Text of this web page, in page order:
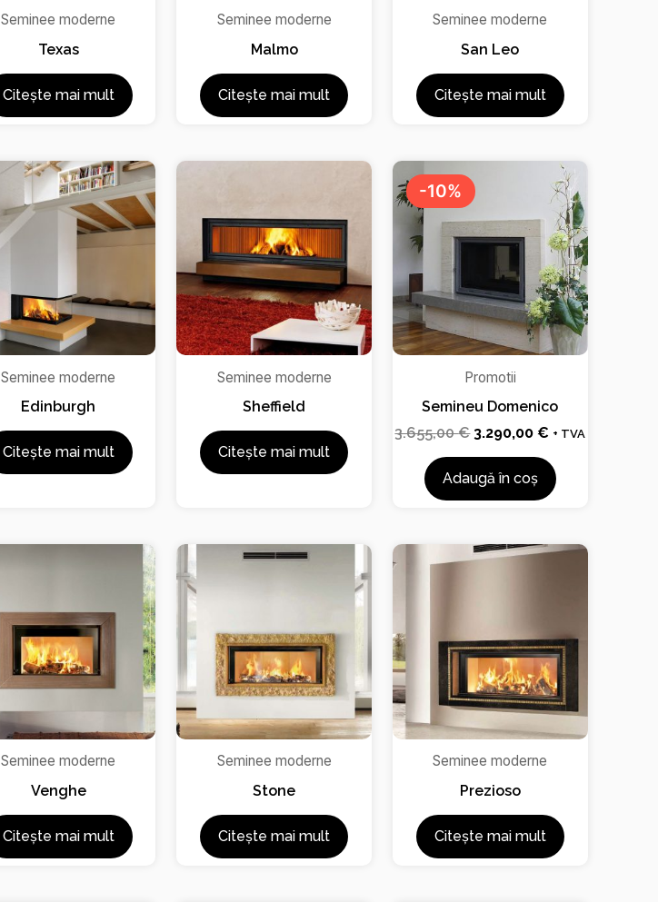
Seminee moderne
Texas
Citește mai mult
Seminee moderne
Malmo
Citește mai mult
Seminee moderne
San Leo
Citește mai mult
Seminee moderne
Edinburgh
Citește mai mult
Seminee moderne
Sheffield
Citește mai mult
-10%
Promotii
Semineu Domenico
3.655,00€
inițial
fost:
3.655,00 €.
3.290,00 €
Prețul
curent
este:
3.290,00 €.
+ TVA
Adaugă în coș
Seminee moderne
Venghe
Citește mai mult
Seminee moderne
Stone
Citește mai mult
Seminee moderne
Prezioso
Citește mai mult